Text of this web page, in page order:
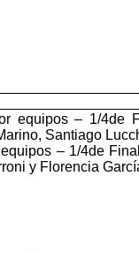
equipos – 1/
Santiago
equipos – 1/4de
y Florencia